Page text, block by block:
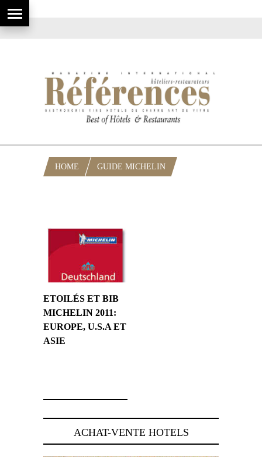
HOME GUIDE MICHELIN
ETOILÉS ET BIB
MICHELIN 2011:
EUROPE, U.S.A ET
ASIE
ACHAT-VENTE HOTELS